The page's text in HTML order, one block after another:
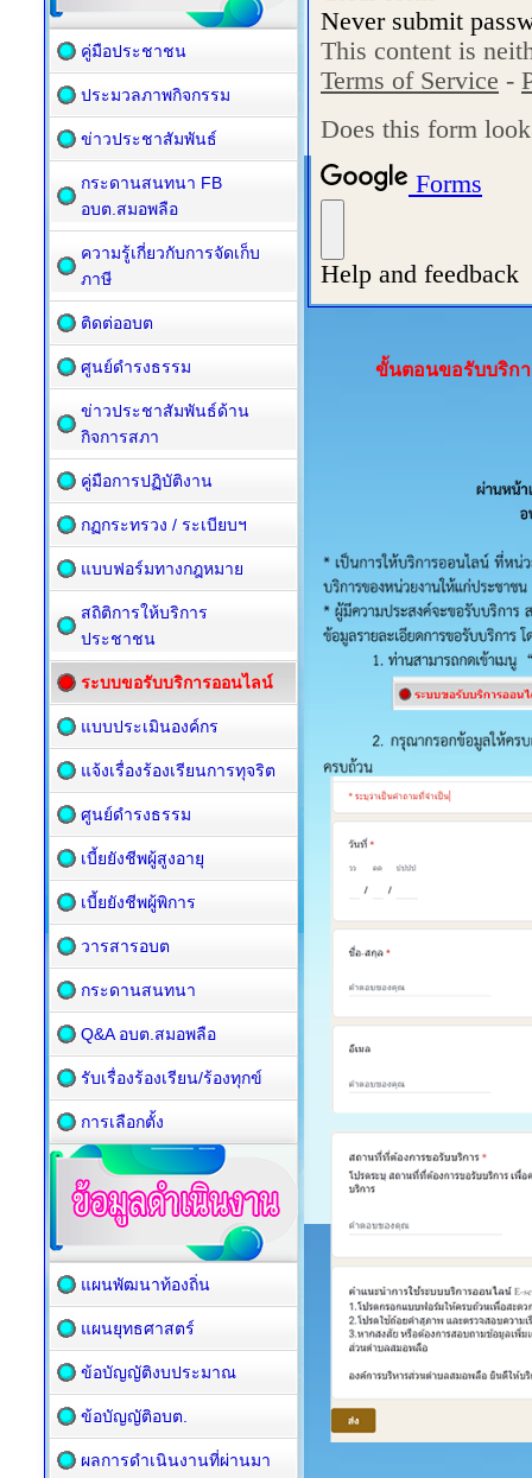
ขั้นตอนขอรับบริก
คู่มือประชาชน
ประมวลภาพกิจกรรม
ข่าวประชาสัมพันธ์
กระดานสนทนา FB
อบต.สมอพลือ
ความรู้เกี่ยวกับการจัดเก็บ
ภาษี
ติดต่ออบต
ศูนย์ดำรงธรรม
ข่าวประชาสัมพันธ์ด้าน
กิจการสภา
คู่มือการปฏิบัติงาน
กฏกระทรวง / ระเบียบฯ
แบบฟอร์มทางกฎหมาย
สถิติการให้บริการ
ประชาชน
ระบบขอรับบริการออนไลน์
แบบประเมินองค์กร
แจ้งเรื่องร้องเรียนการทุจริต
ศูนย์ดำรงธรรม
เบี้ยยังชีพผู้สูงอายุ
เบี้ยยังชีพผู้พิการ
วารสารอบต
กระดานสนทนา
Q&A อบต.สมอพลือ
รับเรื่องร้องเรียน/ร้องทุกข์
การเลือกตั้ง
แผนพัฒนาท้องถิ่น
แผนยุทธศาสตร์
ข้อบัญญัติงบประมาณ
ข้อบัญญัติอบต.
ผลการดำเนินงานที่ผ่านมา